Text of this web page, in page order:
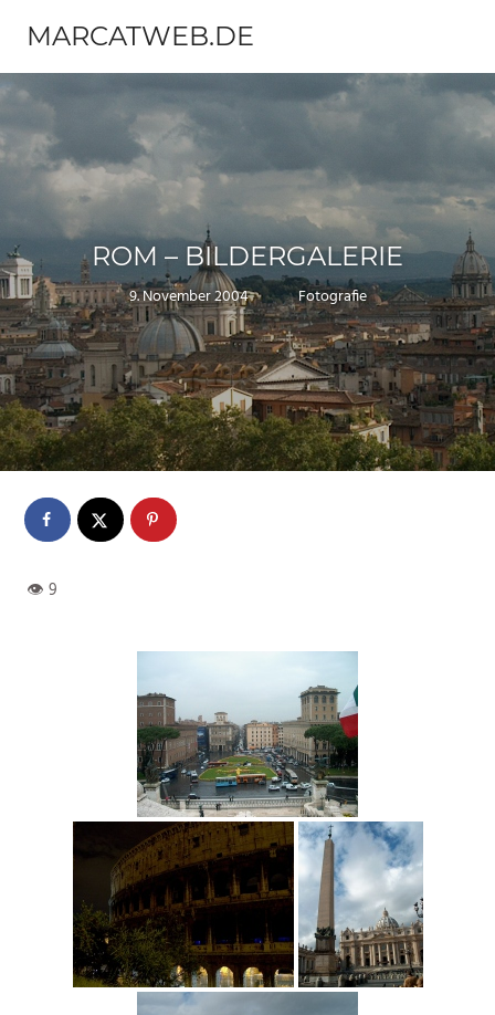
Inhalt
springen
MARCATWEB.DE
Fotografie
&
ROM – BILDERGALERIE
9. November 2004 Marc
Fotografie